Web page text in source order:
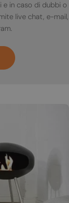
in caso di dubbi o
live chat, e-mail,